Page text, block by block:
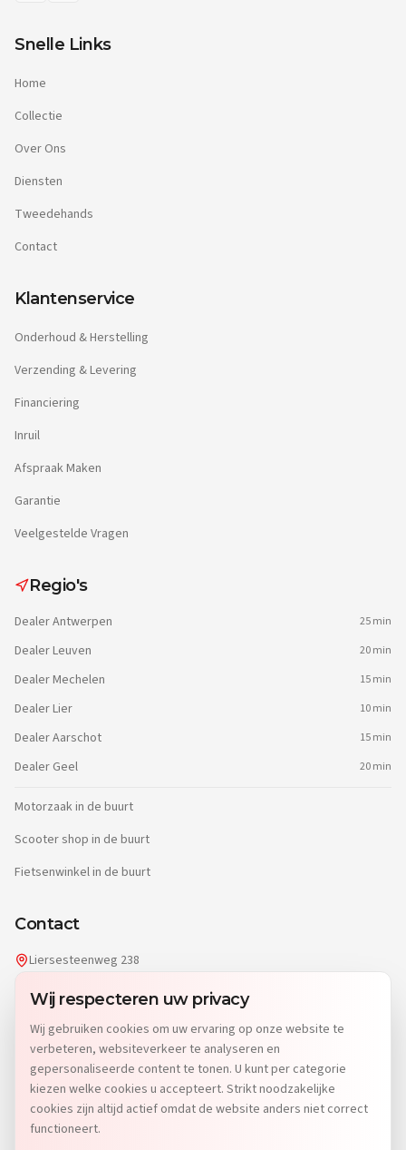
Wij respecteren uw privacy
Wij gebruiken cookies om uw ervaring op onze website te
verbeteren, websiteverkeer te analyseren en
gepersonaliseerde content te tonen. U kunt per categorie
kiezen welke cookies u accepteert. Strikt noodzakelijke
cookies zijn altijd actief omdat de website anders niet correct
functioneert.
Snelle Links
Home
Collectie
Over Ons
Diensten
Tweedehands
Contact
Klantenservice
Onderhoud & Herstelling
Verzending & Levering
Financiering
Inruil
Afspraak Maken
Garantie
Veelgestelde Vragen
Regio's
DealerAntwerpen 25 min
DealerLeuven 20 min
DealerMechelen 15 min
DealerLier 10 min
DealerAarschot 15 min
Dealer Geel 20 min
Motorzaak in de buurt
Scooter shop in de buurt
Fietsenwinkel in de buurt
Contact
Liersesteenweg 238
info@dgwheels.be
014 96 04 32
Di: 9u-12u15 & 13u-19u
Wo-Vr: 9u-12u15 & 13u-18u
Za: 9u-15u
Zo & Ma: Gesloten